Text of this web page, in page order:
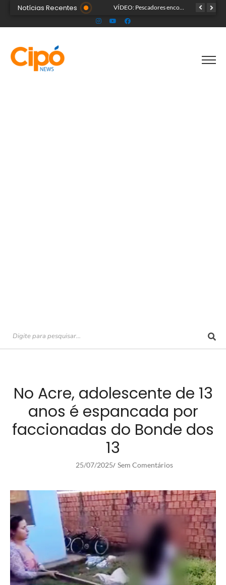
Notícias Recentes Corpo de Bombeiros alerta para risco de afogamentos após seis mortes no Vale do Juruá em 2026
No Acre, adolescente de 13
anos é espancada por
faccionadas do Bonde dos
13
25/07/2025/ Sem Comentários